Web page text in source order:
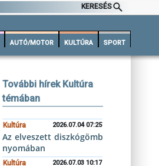
KERESÉS
AUTÓ/MOTOR KULTÚRA SPORT
További hírek Kultúra
témában
Kultúra 2026.07.04 07:25
Az elveszett diszkógömb
nyomában
Kultúra 2026.07.03 10:17